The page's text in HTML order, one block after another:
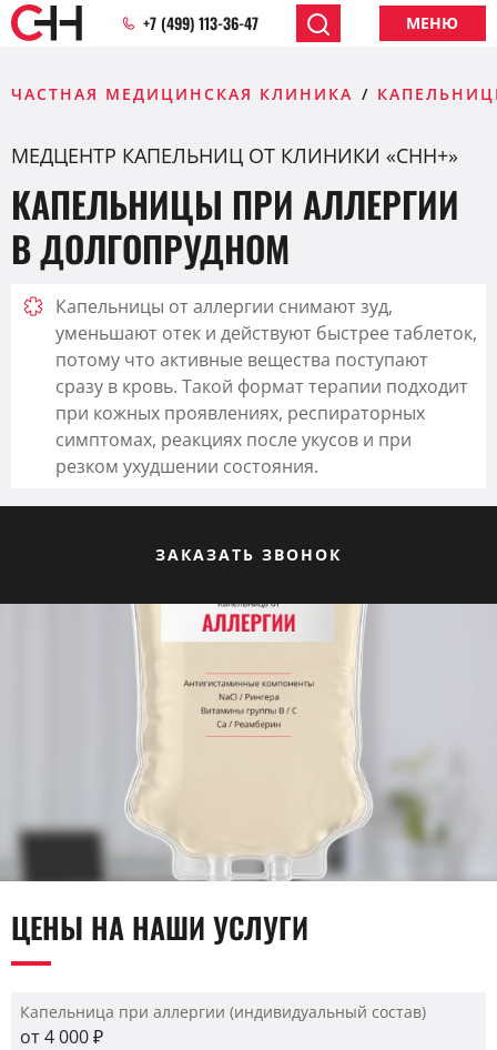
+7 (499) 113-36-47 МЕНЮ
ЧАСТНАЯ МЕДИЦИНСКАЯ КЛИНИКА
МЕДЦЕНТР КАПЕЛЬНИЦ ОТ КЛИНИКИ «CHH+»
КАПЕЛЬНИЦЫ ПРИ АЛЛЕРГИИ
В ДОЛГОПРУДНОМ
Капельницы от аллергии снимают зуд,
уменьшают отек и действуют быстрее таблеток,
потому что активные вещества поступают
сразу в кровь. Такой формат терапии подходит
при кожных проявлениях, респираторных
симптомах, реакциях после укусов и при
резком ухудшении состояния.
ЗАКАЗАТЬ ЗВОНОК
ЦЕНЫ НА НАШИ УСЛУГИ
Капельница при аллергии (индивидуальный состав)
от 4 000 ₽